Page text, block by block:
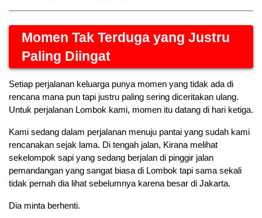
Momen Tak Terduga yang Justru
Paling Diingat
Setiap perjalanan keluarga punya momen yang tidak ada di
rencana mana pun tapi justru paling sering diceritakan ulang.
Untuk perjalanan Lombok kami, momen itu datang di hari ketiga.
Kami sedang dalam perjalanan menuju pantai yang sudah kami
rencanakan sejak lama. Di tengah jalan, Kirana melihat
sekelompok sapi yang sedang berjalan di pinggir jalan
pemandangan yang sangat biasa di Lombok tapi sama sekali
tidak pernah dia lihat sebelumnya karena besar di Jakarta.
Dia minta berhenti.